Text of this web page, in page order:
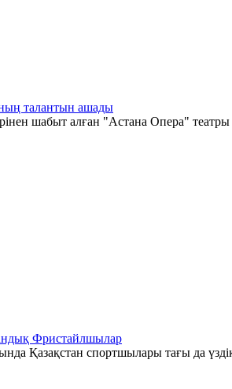
талантын ашады
шабыт алған "Астана Опера" театры
Фристайлшылар
Қазақстан спортшылары тағы да